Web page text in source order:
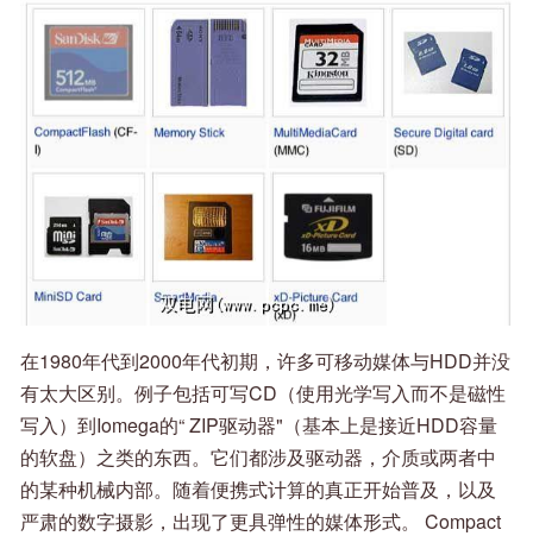
在1980年代到2000年代初期，许多可移动媒体与HDD并没
有太大区别。例子包括可写CD（使用光学写入而不是磁性
写入）到Iomega的“ ZIP驱动器"（基本上是接近HDD容量
的软盘）之类的东西。它们都涉及驱动器，介质或两者中
的某种机械内部。随着便携式计算的真正开始普及，以及
严肃的数字摄影，出现了更具弹性的媒体形式。 Compact